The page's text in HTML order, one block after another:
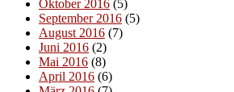
Oktober 2016 (5)
September 2016 (5)
August 2016 (7)
Juni 2016 (2)
Mai 2016 (8)
April 2016 (6)